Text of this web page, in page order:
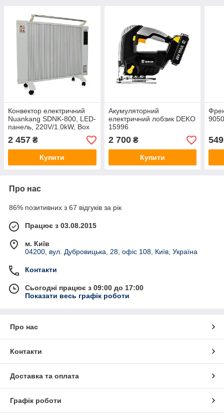
Конвектор електричний
Nuankang SDNK-800, LED-
панель, 220V/1.0kW, Box
2 457 ₴
Купити
Акумуляторний
електричний лобзик DEKO
15996
2 700₴
Купити
549
Про нас
86% позитивних з 67 відгуків за рік
Працює з 03.08.2015
м. Київ
04200, вул. Дубровицька, 28, офіс 108, Київ, Україна
Контакти
Сьогодні працює з 09:00 до 17:00
Показати весь графік роботи
Про нас
Контакти
Доставка та оплата
Графік роботи